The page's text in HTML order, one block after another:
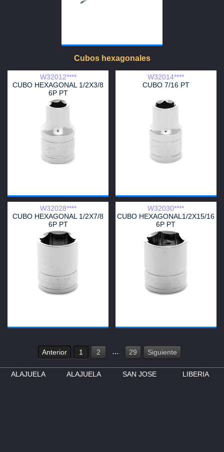
Cubos hexagonales
W32012****
CUBO HEXAGONAL 1/2X3/8
6P PT
W32014****
CUBO 7/16 PT
W32028****
CUBO HEXAGONAL 1/2X7/8
6P PT
W32030****
CUBO HEXAGONAL1/2X15/16
6P PT
Anterior 1 2 … 29 Siguiente
ALAJUELA ALAJUELA SAN JOSE LIBERIA